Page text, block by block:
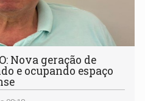
Nova geração de
e ocupando espaço